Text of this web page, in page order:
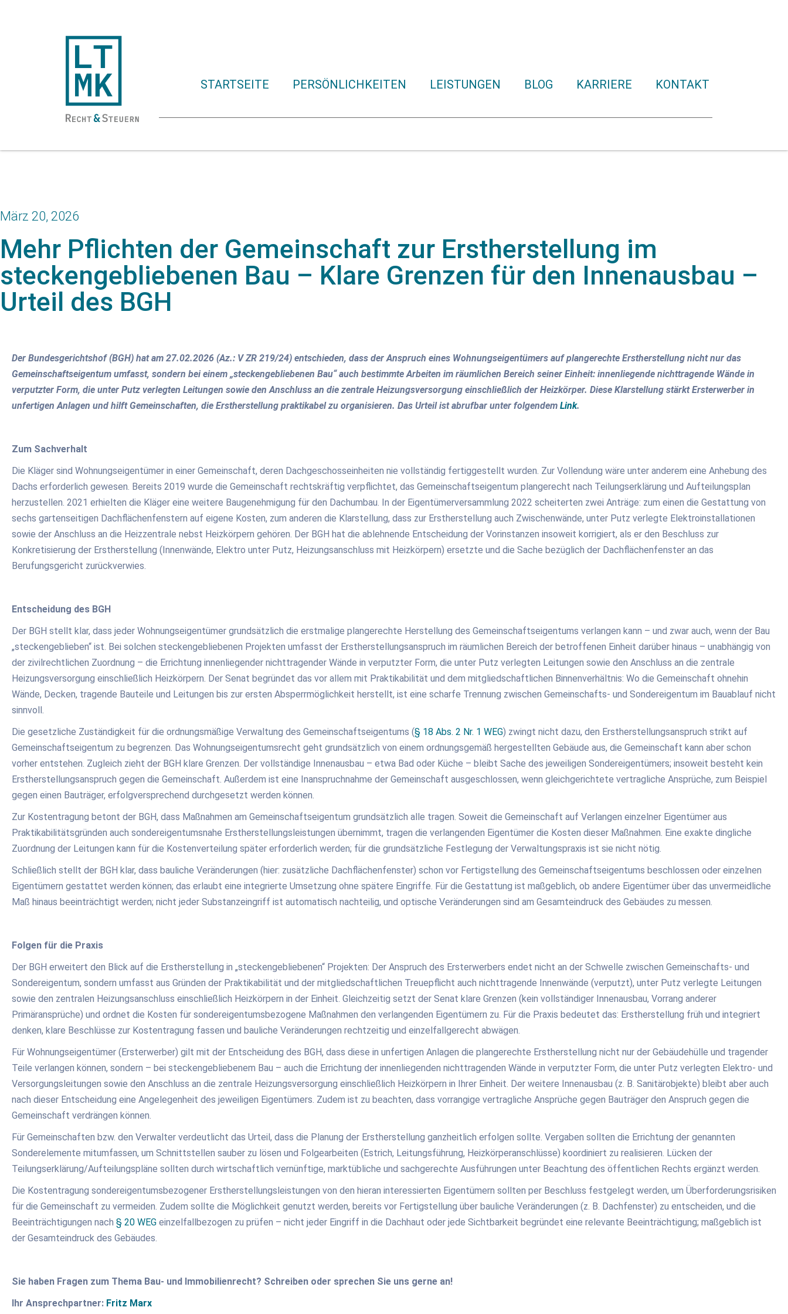
STARTSEITE PERSÖNLICHKEITEN LEISTUNGEN BLOG KARRIERE KONTAKT
März 20, 2026
Mehr Pflichten der Gemeinschaft zur Erstherstellung im
steckengebliebenen Bau – Klare Grenzen für den Innenausbau –
Urteil des BGH
Der Bundesgerichtshof (BGH) hat am 27.02.2026 (Az.: V ZR 219/24) entschieden, dass der Anspruch eines Wohnungseigentümers auf plangerechte Erstherstellung nicht nur das
Gemeinschaftseigentum umfasst, sondern bei einem „steckengebliebenen Bau“ auch bestimmte Arbeiten im räumlichen Bereich seiner Einheit: innenliegende nichttragende Wände in
verputzter Form, die unter Putz verlegten Leitungen sowie den Anschluss an die zentrale Heizungsversorgung einschließlich der Heizkörper. Diese Klarstellung stärkt Ersterwerber in
unfertigen Anlagen und hilft Gemeinschaften, die Erstherstellung praktikabel zu organisieren. Das Urteil ist abrufbar unter folgendem Link.
Zum Sachverhalt
Die Kläger sind Wohnungseigentümer in einer Gemeinschaft, deren Dachgeschosseinheiten nie vollständig fertiggestellt wurden. Zur Vollendung wäre unter anderem eine Anhebung des
Dachs erforderlich gewesen. Bereits 2019 wurde die Gemeinschaft rechtskräftig verpflichtet, das Gemeinschaftseigentum plangerecht nach Teilungserklärung und Aufteilungsplan
herzustellen. 2021 erhielten die Kläger eine weitere Baugenehmigung für den Dachumbau. In der Eigentümerversammlung 2022 scheiterten zwei Anträge: zum einen die Gestattung von
sechs gartenseitigen Dachflächenfenstern auf eigene Kosten, zum anderen die Klarstellung, dass zur Erstherstellung auch Zwischenwände, unter Putz verlegte Elektroinstallationen
sowie der Anschluss an die Heizzentrale nebst Heizkörpern gehören. Der BGH hat die ablehnende Entscheidung der Vorinstanzen insoweit korrigiert, als er den Beschluss zur
Konkretisierung der Erstherstellung (Innenwände, Elektro unter Putz, Heizungsanschluss mit Heizkörpern) ersetzte und die Sache bezüglich der Dachflächenfenster an das
Berufungsgericht zurückverwies.
Entscheidung des BGH
Der BGH stellt klar, dass jeder Wohnungseigentümer grundsätzlich die erstmalige plangerechte Herstellung des Gemeinschaftseigentums verlangen kann – und zwar auch, wenn der Bau
„steckengeblieben“ ist. Bei solchen steckengebliebenen Projekten umfasst der Erstherstellungsanspruch im räumlichen Bereich der betroffenen Einheit darüber hinaus – unabhängig von
der zivilrechtlichen Zuordnung – die Errichtung innenliegender nichttragender Wände in verputzter Form, die unter Putz verlegten Leitungen sowie den Anschluss an die zentrale
Heizungsversorgung einschließlich Heizkörpern. Der Senat begründet das vor allem mit Praktikabilität und dem mitgliedschaftlichen Binnenverhältnis: Wo die Gemeinschaft ohnehin
Wände, Decken, tragende Bauteile und Leitungen bis zur ersten Absperrmöglichkeit herstellt, ist eine scharfe Trennung zwischen Gemeinschafts- und Sondereigentum im Bauablauf nicht
sinnvoll.
Die gesetzliche Zuständigkeit für die ordnungsmäßige Verwaltung des Gemeinschaftseigentums (§ 18 Abs. 2 Nr. 1 WEG) zwingt nicht dazu, den Erstherstellungsanspruch strikt auf
Gemeinschaftseigentum zu begrenzen. Das Wohnungseigentumsrecht geht grundsätzlich von einem ordnungsgemäß hergestellten Gebäude aus, die Gemeinschaft kann aber schon
vorher entstehen. Zugleich zieht der BGH klare Grenzen. Der vollständige Innenausbau – etwa Bad oder Küche – bleibt Sache des jeweiligen Sondereigentümers; insoweit besteht kein
Erstherstellungsanspruch gegen die Gemeinschaft. Außerdem ist eine Inanspruchnahme der Gemeinschaft ausgeschlossen, wenn gleichgerichtete vertragliche Ansprüche, zum Beispiel
gegen einen Bauträger, erfolgversprechend durchgesetzt werden können.
Zur Kostentragung betont der BGH, dass Maßnahmen am Gemeinschaftseigentum grundsätzlich alle tragen. Soweit die Gemeinschaft auf Verlangen einzelner Eigentümer aus
Praktikabilitätsgründen auch sondereigentumsnahe Erstherstellungsleistungen übernimmt, tragen die verlangenden Eigentümer die Kosten dieser Maßnahmen. Eine exakte dingliche
Zuordnung der Leitungen kann für die Kostenverteilung später erforderlich werden; für die grundsätzliche Festlegung der Verwaltungspraxis ist sie nicht nötig.
Schließlich stellt der BGH klar, dass bauliche Veränderungen (hier: zusätzliche Dachflächenfenster) schon vor Fertigstellung des Gemeinschaftseigentums beschlossen oder einzelnen
Eigentümern gestattet werden können; das erlaubt eine integrierte Umsetzung ohne spätere Eingriffe. Für die Gestattung ist maßgeblich, ob andere Eigentümer über das unvermeidliche
Maß hinaus beeinträchtigt werden; nicht jeder Substanzeingriff ist automatisch nachteilig, und optische Veränderungen sind am Gesamteindruck des Gebäudes zu messen.
Folgen für die Praxis
Der BGH erweitert den Blick auf die Erstherstellung in „steckengebliebenen“ Projekten: Der Anspruch des Ersterwerbers endet nicht an der Schwelle zwischen Gemeinschafts- und
Sondereigentum, sondern umfasst aus Gründen der Praktikabilität und der mitgliedschaftlichen Treuepflicht auch nichttragende Innenwände (verputzt), unter Putz verlegte Leitungen
sowie den zentralen Heizungsanschluss einschließlich Heizkörpern in der Einheit. Gleichzeitig setzt der Senat klare Grenzen (kein vollständiger Innenausbau, Vorrang anderer
Primäransprüche) und ordnet die Kosten für sondereigentumsbezogene Maßnahmen den verlangenden Eigentümern zu. Für die Praxis bedeutet das: Erstherstellung früh und integriert
denken, klare Beschlüsse zur Kostentragung fassen und bauliche Veränderungen rechtzeitig und einzelfallgerecht abwägen.
Für Wohnungseigentümer (Ersterwerber) gilt mit der Entscheidung des BGH, dass diese in unfertigen Anlagen die plangerechte Erstherstellung nicht nur der Gebäudehülle und tragender
Teile verlangen können, sondern – bei steckengebliebenem Bau – auch die Errichtung der innenliegenden nichttragenden Wände in verputzter Form, die unter Putz verlegten Elektro- und
Versorgungsleitungen sowie den Anschluss an die zentrale Heizungsversorgung einschließlich Heizkörpern in Ihrer Einheit. Der weitere Innenausbau (z. B. Sanitärobjekte) bleibt aber auch
nach dieser Entscheidung eine Angelegenheit des jeweiligen Eigentümers. Zudem ist zu beachten, dass vorrangige vertragliche Ansprüche gegen Bauträger den Anspruch gegen die
Gemeinschaft verdrängen können.
Für Gemeinschaften bzw. den Verwalter verdeutlicht das Urteil, dass die Planung der Erstherstellung ganzheitlich erfolgen sollte. Vergaben sollten die Errichtung der genannten
Sonderelemente mitumfassen, um Schnittstellen sauber zu lösen und Folgearbeiten (Estrich, Leitungsführung, Heizkörperanschlüsse) koordiniert zu realisieren. Lücken der
Teilungserklärung/Aufteilungspläne sollten durch wirtschaftlich vernünftige, marktübliche und sachgerechte Ausführungen unter Beachtung des öffentlichen Rechts ergänzt werden.
Die Kostentragung sondereigentumsbezogener Erstherstellungsleistungen von den hieran interessierten Eigentümern sollten per Beschluss festgelegt werden, um Überforderungsrisiken
für die Gemeinschaft zu vermeiden. Zudem sollte die Möglichkeit genutzt werden, bereits vor Fertigstellung über bauliche Veränderungen (z. B. Dachfenster) zu entscheiden, und die
Beeinträchtigungen nach § 20 WEG einzelfallbezogen zu prüfen – nicht jeder Eingriff in die Dachhaut oder jede Sichtbarkeit begründet eine relevante Beeinträchtigung; maßgeblich ist
der Gesamteindruck des Gebäudes.
Sie haben Fragen zum Thema Bau- und Immobilienrecht? Schreiben oder sprechen Sie uns gerne an!
Ihr Ansprechpartner: Fritz Marx